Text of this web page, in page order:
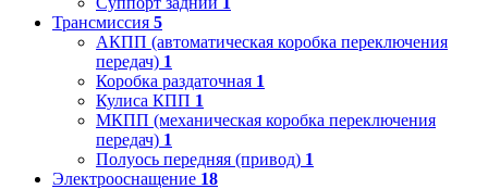
Трансмиссия 5
АКПП (автоматическая коробка переключения
передач) 1
Коробка раздаточная 1
Кулиса КПП 1
МКПП (механическая коробка переключения
передач) 1
Полуось передняя (привод) 1
Электрооснащение 18